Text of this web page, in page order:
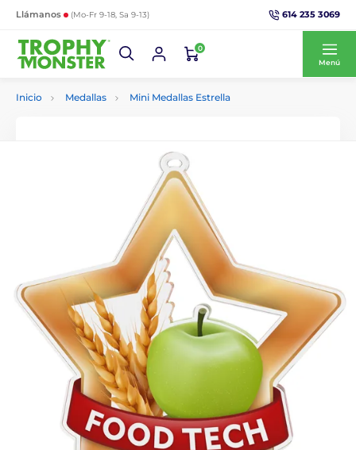
Llámanos (Mo-Fr 9-18, Sa 9-13) 614 235 3069
0
Menú
Inicio Medallas Mini Medallas Estrella